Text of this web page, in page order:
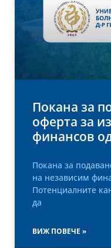
Покана за
оферта за
финансов
Покана за
на независим
Потенциалните
да
ВИЖ ПОВЕЧЕ »